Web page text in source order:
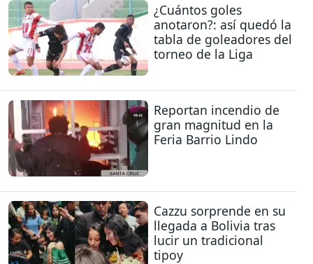
¿Cuántos goles
anotaron?: así quedó la
tabla de goleadores del
torneo de la Liga
Reportan incendio de
gran magnitud en la
Feria Barrio Lindo
Cazzu sorprende en su
llegada a Bolivia tras
lucir un tradicional
tipoy